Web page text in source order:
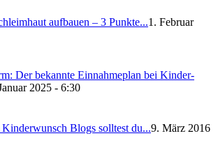
auf­bau­en – 3 Punk­te...1. Februar
Der bekann­te Ein­nah­me­plan bei Kin­der­
2025 - 6:30
Blogs soll­test du...9. März 2016